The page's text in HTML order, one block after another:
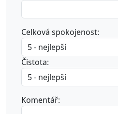
Celková spokojenost:
Čistota:
Komentář: